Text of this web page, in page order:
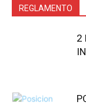
REGLAMENTO
2